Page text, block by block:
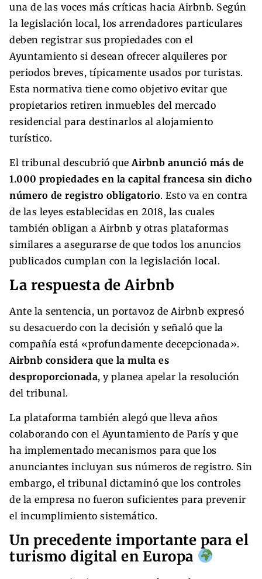
una de las voces más críticas hacia Airbnb. Según
la legislación local, los arrendadores particulares
deben registrar sus propiedades con el
Ayuntamiento si desean ofrecer alquileres por
periodos breves, típicamente usados por turistas.
Esta normativa tiene como objetivo evitar que
propietarios retiren inmuebles del mercado
residencial para destinarlos al alojamiento
turístico.
El tribunal descubrió que Airbnb anunció más de
1.000 propiedades en la capital francesa sin dicho
número de registro obligatorio. Esto va en contra
de las leyes establecidas en 2018, las cuales
también obligan a Airbnb y otras plataformas
similares a asegurarse de que todos los anuncios
publicados cumplan con la legislación local.
La respuesta de Airbnb
Ante la sentencia, un portavoz de Airbnb expresó
su desacuerdo con la decisión y señaló que la
compañía está «profundamente decepcionada».
Airbnb considera que la multa es
desproporcionada, y planea apelar la resolución
del tribunal.
La plataforma también alegó que lleva años
colaborando con el Ayuntamiento de París y que
ha implementado mecanismos para que los
anunciantes incluyan sus números de registro. Sin
embargo, el tribunal dictaminó que los controles
de la empresa no fueron suficientes para prevenir
el incumplimiento sistemático.
Un precedente importante para el
turismo digital en Europa